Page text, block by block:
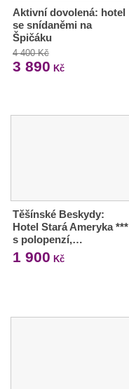
Aktivní dovolená: hotel
se snídaněmi na
Špičáku
4 400 Kč
3 890 Kč
Těšínské Beskydy:
Hotel Stará Ameryka ***
s polopenzí,…
1 900 Kč